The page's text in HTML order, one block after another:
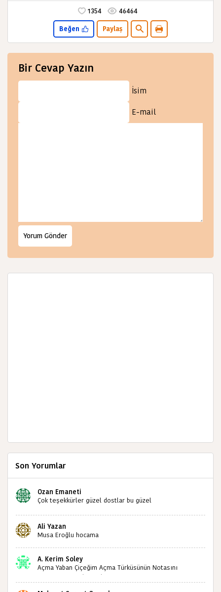
1354 46464
Beğen Paylaş
Bir Cevap Yazın
İsim
E-mail
Son Yorumlar
Ozan Emaneti
Çok teşekkürler güzel dostlar bu güzel
sizlerin sayesinde türkülerimiz ölmeyecektir tekrar
teşekkürler saygılarımla
Ali Yazan
Musa Eroğlu hocama
A. Kerim Soley
Açma Yaban Çiçeğim Açma Türküsünün Notasını
Bulabilir miyiz ?İlginiz İçin Şimdiden Teşekkürler.